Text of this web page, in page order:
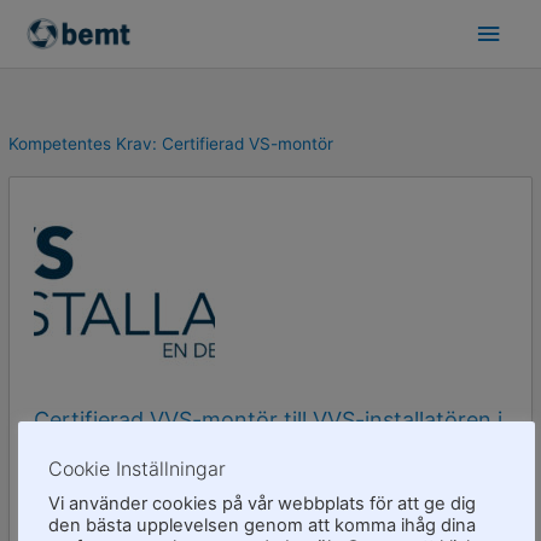
Main
Kompetentes Krav: Certifierad VS-montör
Certifierad VVS-montör till VVS-installatören i
Malmö AB
Ledande montör entreprenad
Montör entreprenad
Cookie Inställningar
Vi använder cookies på vår webbplats för att ge dig
den bästa upplevelsen genom att komma ihåg dina